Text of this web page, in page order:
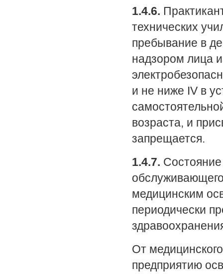
1.4.6.
технических
пребывание в
надзором лица
и не ниже IV в
возраста, и
запрещается.
1.4.7. Состояние
медицинским
периодически
От
предприятию